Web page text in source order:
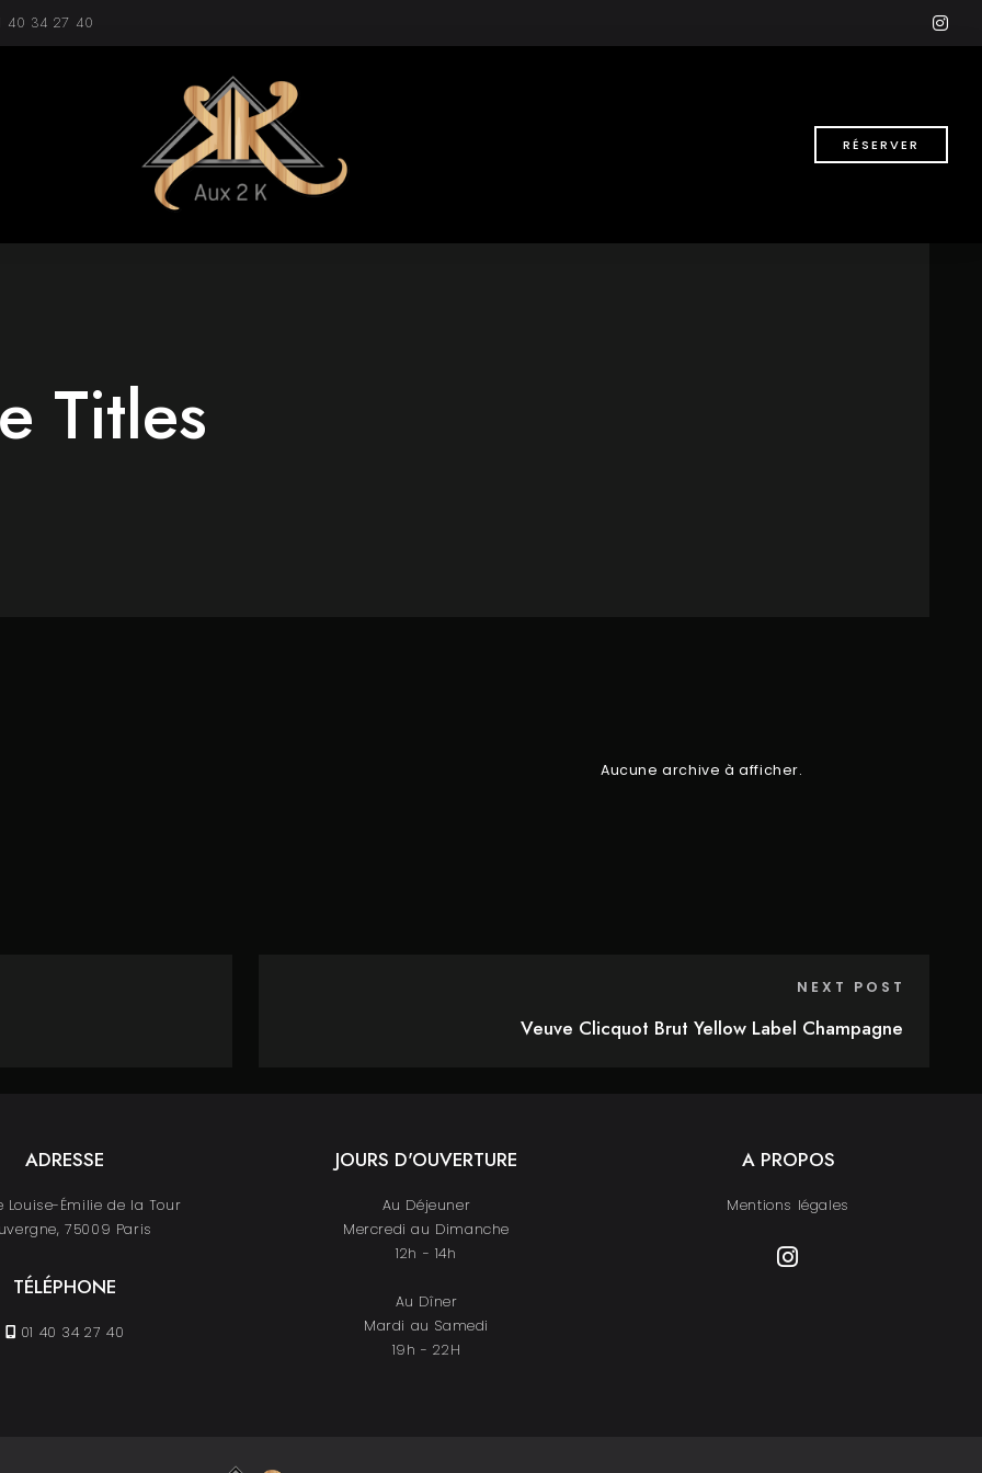
40 34 27 40
RÉSERVER
Titles
Aucune archive à afficher.
NEXT POST
Veuve Clicquot Brut Yellow Label Champagne
ADRESSE
Louise-Émilie de la Tour
75009 Paris
TÉLÉPHONE
01 40 34 27 40
JOURS D'OUVERTURE
Au Déjeuner
Mercredi au Dimanche
12h - 14h
Au Dîner
Mardi au Samedi
19h - 22H
A PROPOS
Mentions légales